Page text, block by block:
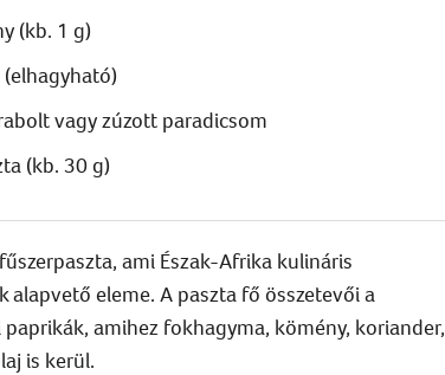
(kb. 1 g)
vagy zúzott paradicsom
(kb. 30 g)
ami Észak-Afrika kulináris
alapvető eleme. A paszta fő összetevői a
amihez fokhagyma, kömény, koriander,
is kerül.